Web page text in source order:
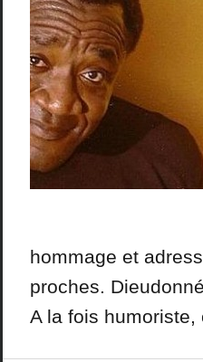
hommage et
proches.
A la fois